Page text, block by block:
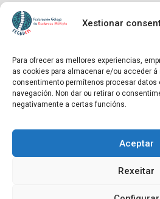
Xestionar
Para ofrecer as mellores experiencias,
as cookies para almacenar e/ou acceder
consentimento permítenos procesar datos
navegación. Non dar ou retirar o
negativamente a certas funcións.
Aceptar
Rexeitar
Hosting patrocinado por
Entidade declarada de utilidade